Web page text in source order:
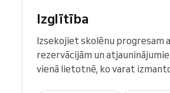
Izglītība
Izsekojiet skolēnu progresam
rezervācijām un
vienā lietotnē, ko varat